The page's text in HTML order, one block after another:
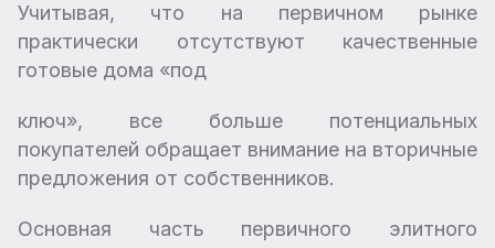
Учитывая, что на первичном рынке
практически отсутствуют качественные
готовые дома «под
ключ», все больше потенциальных
покупателей обращает внимание на вторичные
предложения от собственников.
Основная часть первичного элитного